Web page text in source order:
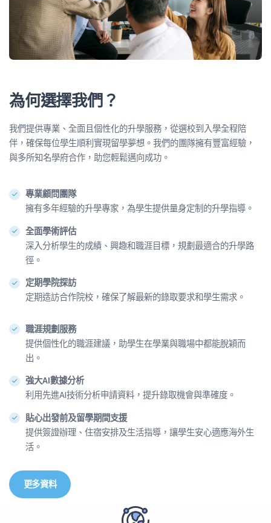
為何選擇我們？
我們提供專業、全面且個性化的升學服務，從選校到入學全程陪
伴，確保每位學生順利實現留學夢想。我們的團隊擁有豐富經驗，
與多所知名學府合作，助您輕鬆邁向成功。
專業顧問團隊
擁有多年經驗的升學專家，為學生提供量身定制的升學指導。
全面學術評估
深入分析學生的成績、興趣和職涯目標，規劃最適合的升學路
徑。
定期學院探訪
定期造訪合作院校，確保了解最新的錄取要求和學生需求。
職涯規劃服務
提供個性化的職涯建議，助學生在學業與職場中都能脫穎而
出。
強大AI數據分析
利用先進AI技術分析申請資料，提升錄取機會與準確度。
貼心出發前及留學期間支援
提供簽證辦理、住宿安排及生活指導，讓學生安心適應海外生
活。
更多資料